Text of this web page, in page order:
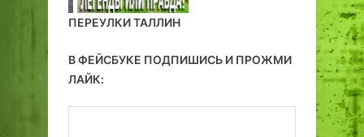
ПЕРЕУЛКИ ТАЛЛИН
В ФЕЙСБУКЕ ПОДПИШИСЬ И ПРОЖМИ
ЛАЙК: